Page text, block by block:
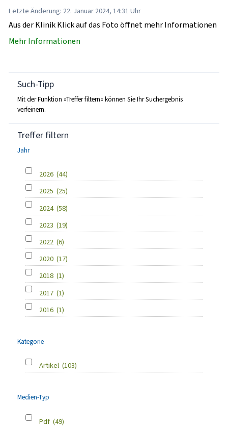
Letzte Änderung: 22. Januar 2024, 14:31 Uhr
Aus der Klinik Klick auf das Foto öffnet mehr Informationen
Mehr Informationen
Such-Tipp
Mit der Funktion »Treffer filtern« können Sie Ihr Suchergebnis
verfeinern.
Treffer filtern
Jahr
2026 (44)
2025 (25)
2024 (58)
2023 (19)
2022 (6)
2020 (17)
2018 (1)
2017 (1)
2016 (1)
Kategorie
Artikel (103)
Medien-Typ
Pdf (49)